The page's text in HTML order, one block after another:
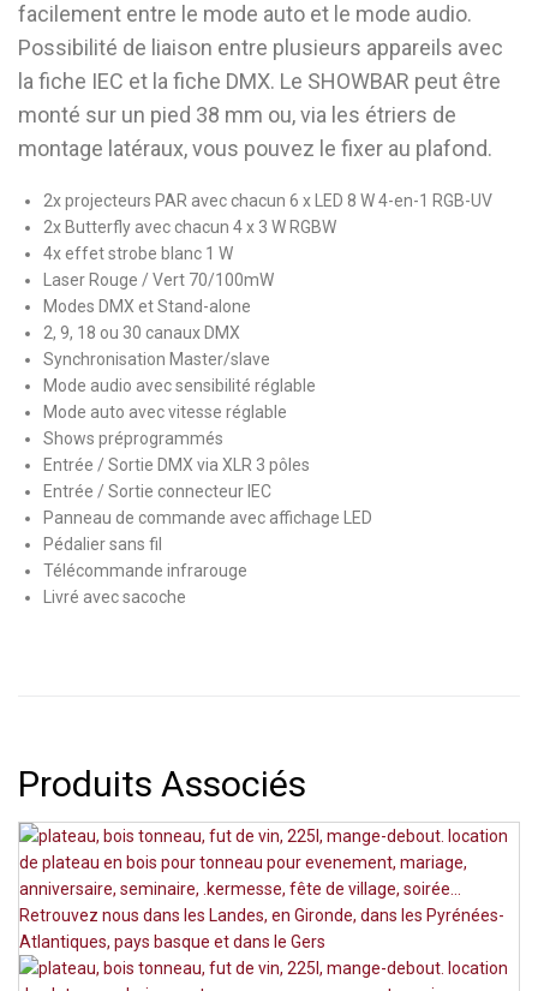
facilement entre le mode auto et le mode audio.
Possibilité de liaison entre plusieurs appareils avec
la fiche IEC et la fiche DMX. Le SHOWBAR peut être
monté sur un pied 38 mm ou, via les étriers de
montage latéraux, vous pouvez le fixer au plafond.
2x projecteurs PAR avec chacun 6 x LED 8 W 4-en-1 RGB-UV
2x Butterfly avec chacun 4 x 3 W RGBW
4x effet strobe blanc 1 W
Laser Rouge / Vert 70/100mW
Modes DMX et Stand-alone
2, 9, 18 ou 30 canaux DMX
Synchronisation Master/slave
Mode audio avec sensibilité réglable
Mode auto avec vitesse réglable
Shows préprogrammés
Entrée / Sortie DMX via XLR 3 pôles
Entrée / Sortie connecteur IEC
Panneau de commande avec affichage LED
Pédalier sans fil
Télécommande infrarouge
Livré avec sacoche
Produits Associés